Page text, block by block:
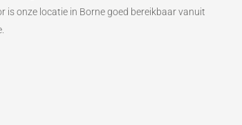
is onze locatie in Borne goed bereikbaar vanuit